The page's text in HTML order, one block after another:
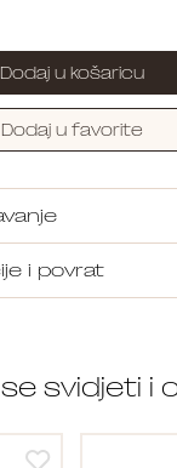
Dodaj u košaricu
Dodaj u favorite
i povrat
svidjeti i